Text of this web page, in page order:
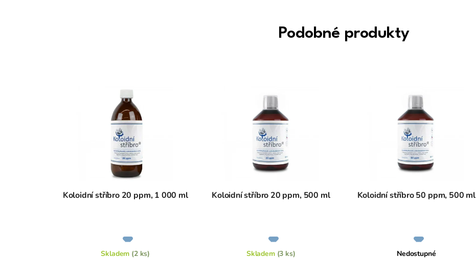
Podobné produkty
Koloidní stříbro 20 ppm, 1 000 ml
Průměrné
hodnocení
je
Skladem (2 ks)
Koloidní stříbro 20 ppm, 500 ml
Průměrné
hodnocení
je
Skladem (3 ks)
Koloidní stříbro 50 ppm, 500 ml
Průměrné
hodnocení
je
Nedostupné